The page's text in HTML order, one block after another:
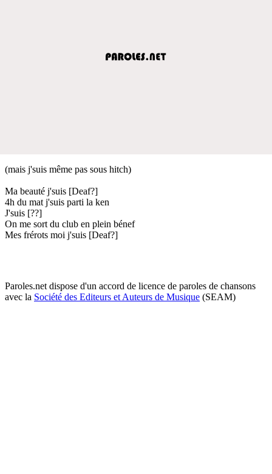
(mais j'suis même pas sous hitch)
Ma beauté j'suis [Deaf?]
4h du mat j'suis parti la ken
J'suis [??]
On me sort du club en plein bénef
Mes frérots moi j'suis [Deaf?]
Paroles.net dispose d'un accord de licence de paroles de chansons
avec la Société des Editeurs et Auteurs de Musique (SEAM)